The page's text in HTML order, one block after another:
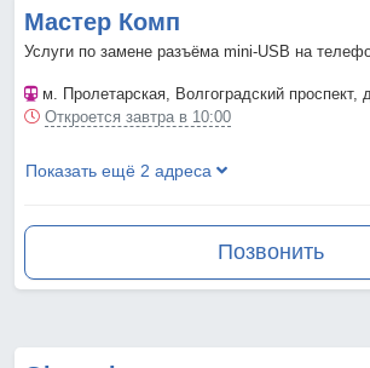
Мастер Комп
Услуги по замене разъёма mini-USB на
м. Пролетарская, Волгоградский проспект,
Откроется завтра в 10:00
Показать ещё 2 адреса
Позвонить